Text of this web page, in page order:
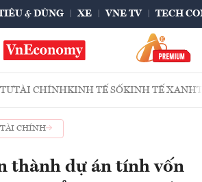
& DÙNG XE VNE TV TECH
TÀI CHÍNHKINH TẾ SỐKINH TẾ XANH
TÀI CHÍNH
thành dự án tính vốn